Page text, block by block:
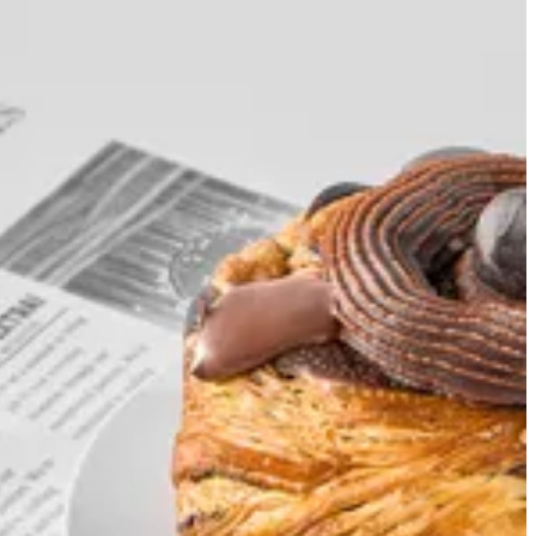
دانش روشيه
65 ج.م
تعليمات خاصة
1
أضف للسلَة
Creme